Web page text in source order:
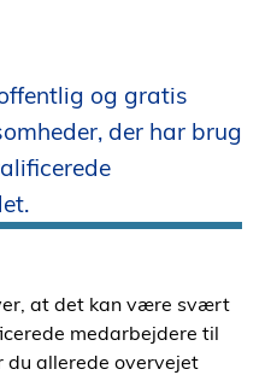
og gratis
der har brug
at det kan være svært
medarbejdere til
du allerede overvejet